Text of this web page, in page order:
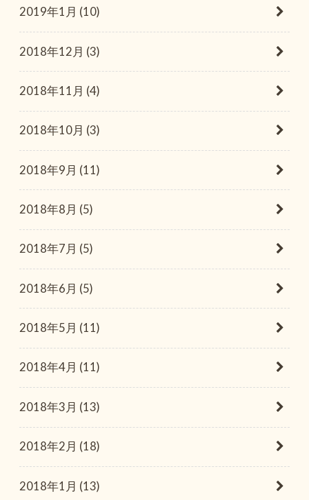
2019年1月 (10)
2018年12月 (3)
2018年11月 (4)
2018年10月 (3)
2018年9月 (11)
2018年8月 (5)
2018年7月 (5)
2018年6月 (5)
2018年5月 (11)
2018年4月 (11)
2018年3月 (13)
2018年2月 (18)
2018年1月 (13)